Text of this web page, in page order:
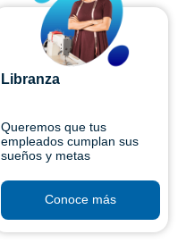
Libranza
Queremos que tus
empleados cumplan sus
sueños y metas
Conoce más